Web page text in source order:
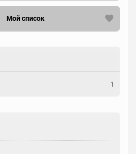
Мой список
1